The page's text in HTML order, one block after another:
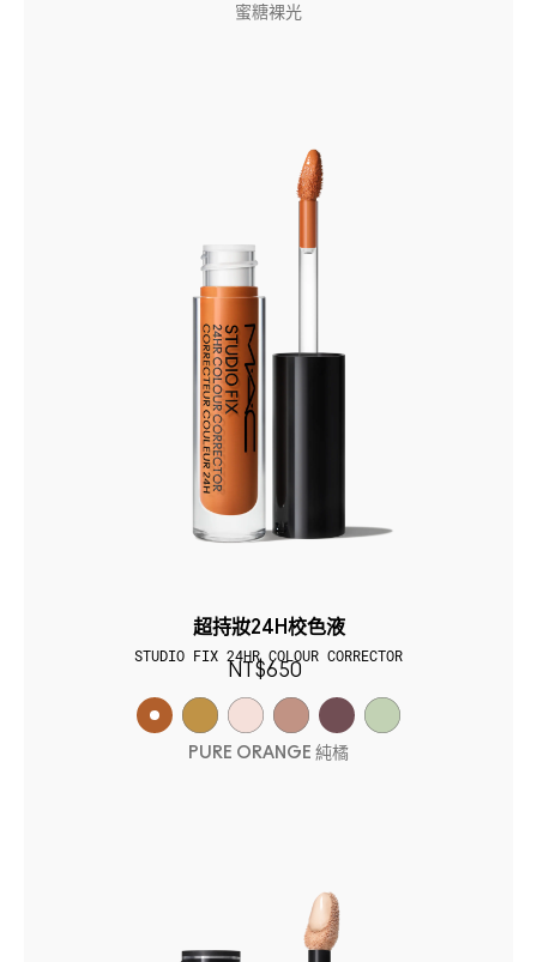
蜜糖裸光
超持妝24H校色液
STUDIO FIX 24HR COLOUR CORRECTOR
NT$650
PURE ORANGE 純橘